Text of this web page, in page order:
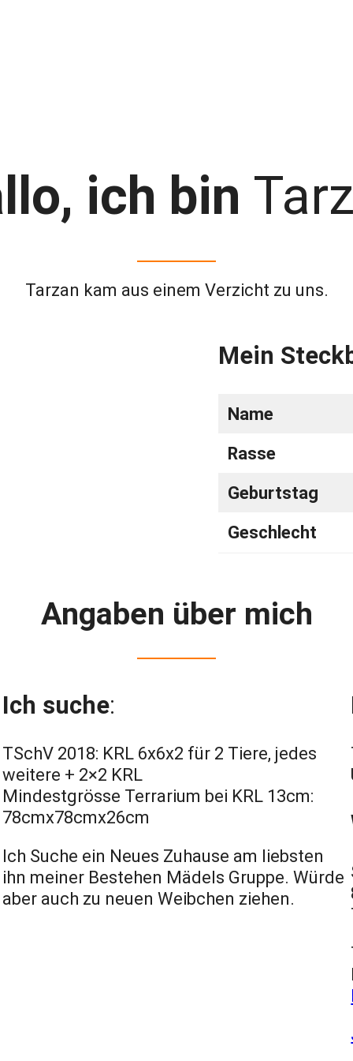
ich bin
Tarzan kam aus einem Verzicht zu uns.
Mein
Name
Rasse
Geburtstag
Geschlecht
Angaben über mich
Ich suche:
TSchV 2018: KRL 6x6x2 für 2 Tiere, jedes
weitere + 2×2 KRL
Mindestgrösse Terrarium bei KRL 13cm:
78cmx78cmx26cm
Ich Suche ein Neues Zuhause am liebsten
ihn meiner Bestehen Mädels Gruppe. Würde
aber auch zu neuen Weibchen ziehen.